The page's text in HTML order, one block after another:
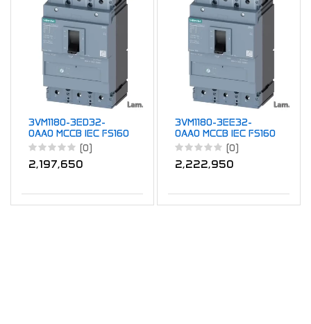
3VM1180-3ED32-
0AA0 MCCB IEC FS160
80A 3P 25KA TM
(0)
2,197,650
3VM1180-3EE32-
0AA0 MCCB IEC FS160
80A 3P 25KA TM
(0)
2,222,950